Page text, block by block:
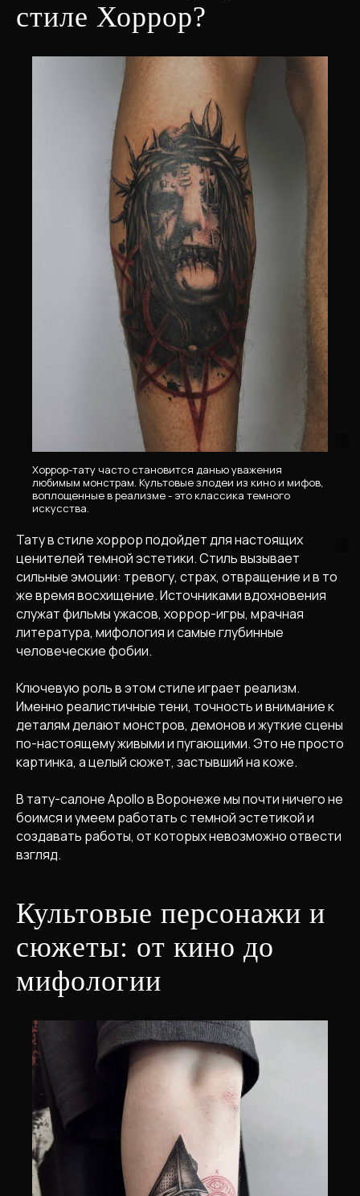
стиле Хоррор?
Хоррор-тату часто становится данью уважения
любимым монстрам. Культовые злодеи из кино и мифов,
воплощенные в реализме - это классика темного
искусства.
Тату в стиле хоррор подойдет для настоящих
ценителей темной эстетики. Стиль вызывает
сильные эмоции: тревогу, страх, отвращение и в то
же время восхищение. Источниками вдохновения
служат фильмы ужасов, хоррор-игры, мрачная
литература, мифология и самые глубинные
человеческие фобии.
Ключевую роль в этом стиле играет реализм.
Именно реалистичные тени, точность и внимание к
деталям делают монстров, демонов и жуткие сцены
по-настоящему живыми и пугающими. Это не просто
картинка, а целый сюжет, застывший на коже.
В тату-салоне Apollo в Воронеже мы почти ничего не
боимся и умеем работать с темной эстетикой и
создавать работы, от которых невозможно отвести
взгляд.
Культовые персонажи и
сюжеты: от кино до
мифологии